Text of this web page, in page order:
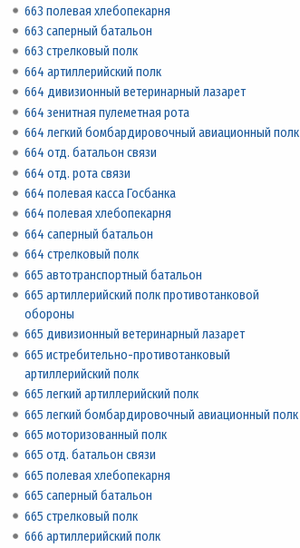
663 полевая хлебопекарня
663 саперный батальон
663 стрелковый полк
664 артиллерийский полк
664 дивизионный ветеринарный лазарет
664 зенитная пулеметная рота
664 легкий бомбардировочный авиационный полк
664 отд. батальон связи
664 отд. рота связи
664 полевая касса Госбанка
664 полевая хлебопекарня
664 саперный батальон
664 стрелковый полк
665 автотранспортный батальон
665 артиллерийский полк противотанковой
обороны
665 дивизионный ветеринарный лазарет
665 истребительно-противотанковый
артиллерийский полк
665 легкий артиллерийский полк
665 легкий бомбардировочный авиационный полк
665 моторизованный полк
665 отд. батальон связи
665 полевая хлебопекарня
665 саперный батальон
665 стрелковый полк
666 артиллерийский полк